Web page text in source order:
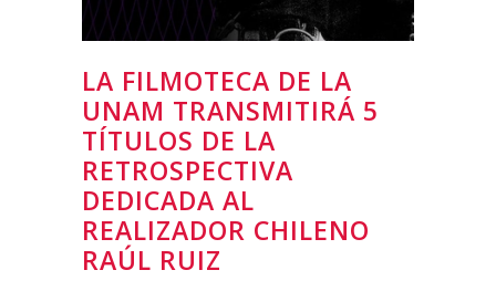
LA FILMOTECA DE LA
UNAM TRANSMITIRÁ 5
TÍTULOS DE LA
RETROSPECTIVA
DEDICADA AL
REALIZADOR CHILENO
RAÚL RUIZ